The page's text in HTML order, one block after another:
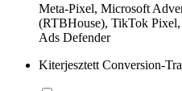
Meta-Pixel, Microsoft
(RTBHouse), TikTok Pixel,
Ads Defender
Kiterjesztett Conversion-